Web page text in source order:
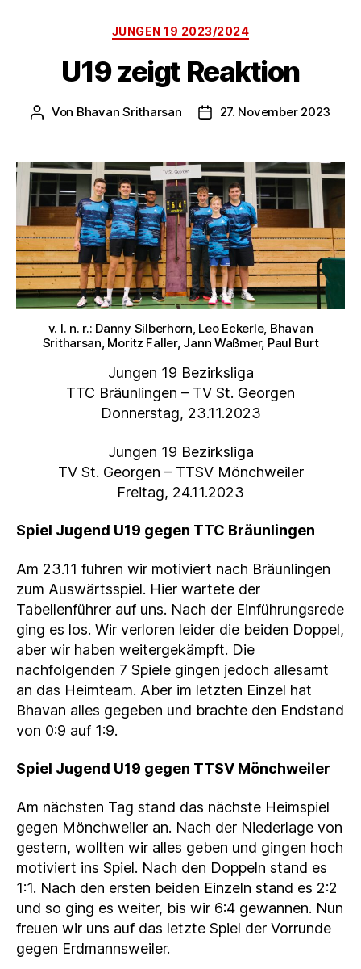
Kategorien
JUNGEN 19 2023/2024
U19 zeigt Reaktion
Beitragsautor
Von Bhavan Sritharsan Veröffentlichungsdatum
27. November 2023
v. l. n. r.: Danny Silberhorn, Leo Eckerle, Bhavan
Sritharsan, Moritz Faller, Jann Waßmer, Paul Burt
Jungen 19 Bezirksliga
TTC Bräunlingen – TV St. Georgen
Donnerstag, 23.11.2023
Jungen 19 Bezirksliga
TV St. Georgen – TTSV Mönchweiler
Freitag, 24.11.2023
Spiel Jugend U19 gegen TTC Bräunlingen
Am 23.11 fuhren wir motiviert nach Bräunlingen
zum Auswärtsspiel. Hier wartete der
Tabellenführer auf uns. Nach der Einführungsrede
ging es los. Wir verloren leider die beiden Doppel,
aber wir haben weitergekämpft. Die
nachfolgenden 7 Spiele gingen jedoch allesamt
an das Heimteam. Aber im letzten Einzel hat
Bhavan alles gegeben und brachte den Endstand
von 0:9 auf 1:9.
Spiel Jugend U19 gegen TTSV Mönchweiler
Am nächsten Tag stand das nächste Heimspiel
gegen Mönchweiler an. Nach der Niederlage von
gestern, wollten wir alles geben und gingen hoch
motiviert ins Spiel. Nach den Doppeln stand es
1:1. Nach den ersten beiden Einzeln stand es 2:2
und so ging es weiter, bis wir 6:4 gewannen. Nun
freuen wir uns auf das letzte Spiel der Vorrunde
gegen Erdmannsweiler.